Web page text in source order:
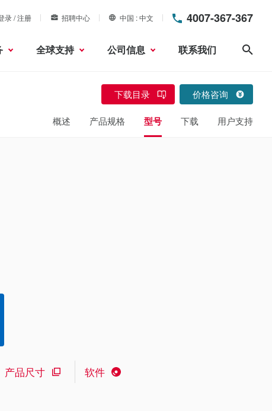
录 / 注册 招聘中心 中国 中文 4007-367-367
全球支持 公司信息 联系我们
下载目录 价格咨询
概述 产品规格 型号 下载 用户支持
产品尺寸 软件